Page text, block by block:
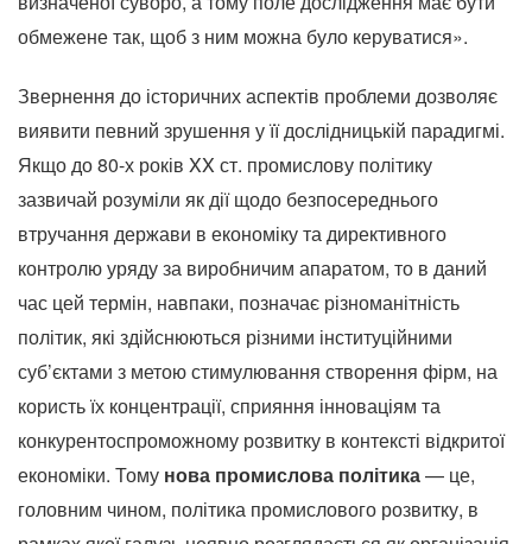
обмежене так, щоб з ним можна було керуватися».
Звернення до історичних аспектів проблеми дозволяє
виявити певний зрушення у її дослідницькій парадигмі.
Якщо до 80-х років XX ст. промислову політику
зазвичай розуміли як дії щодо безпосереднього
втручання держави в економіку та директивного
контролю уряду за виробничим апаратом, то в даний
час цей термін, навпаки, позначає різноманітність
політик, які здійснюються різними інституційними
суб’єктами з метою стимулювання створення фірм, на
користь їх концентрації, сприяння інноваціям та
конкурентоспроможному розвитку в контексті відкритої
економіки. Тому нова промислова політика— це,
головним чином, політика промислового розвитку, в